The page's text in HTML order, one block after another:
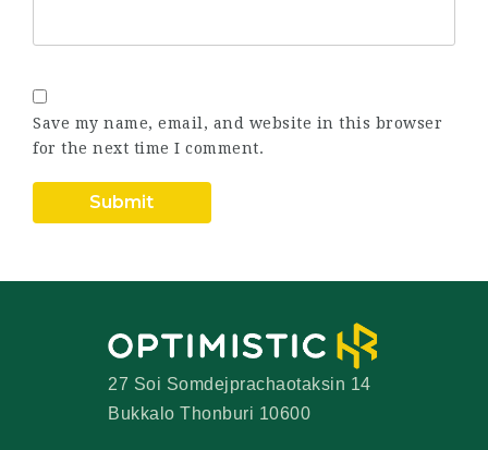
Save my name, email, and website in this browser
for the next time I comment.
27 Soi Somdejprachaotaksin 14
Bukkalo Thonburi 10600